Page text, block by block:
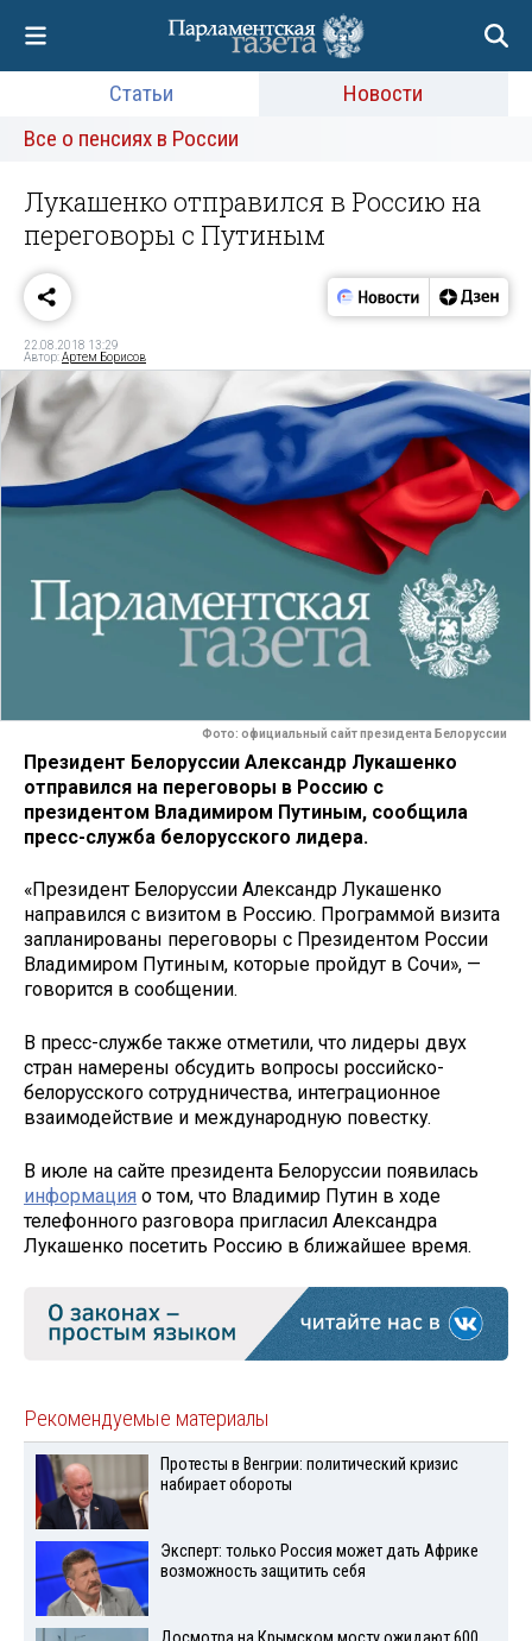
Статьи
Новости
Все о пенсиях в России
Лукашенко отправился в Россию на
переговоры с Путиным
22.08.2018 13:29
Автор:Артем Борисов
Фото: официальный сайт президента Белоруссии
Президент Белоруссии Александр Лукашенко
отправился на переговоры в Россию с
президентом Владимиром Путиным, сообщила
пресс-служба белорусского лидера.
«Президент Белоруссии Александр Лукашенко
направился с визитом в Россию. Программой визита
запланированы переговоры с Президентом России
Владимиром Путиным, которые пройдут в Сочи», —
говорится в сообщении.
В пресс-службе также отметили, что лидеры двух
стран намерены обсудить вопросы российско-
белорусского сотрудничества, интеграционное
взаимодействие и международную повестку.
В июле на сайте президента Белоруссии появилась
информация о том, что Владимир Путин в ходе
телефонного разговора пригласил Александра
Лукашенко посетить Россию в ближайшее время.
Рекомендуемые материалы
Протесты в Венгрии: политический кризис
набирает обороты
Эксперт: только Россия может дать Африке
возможность защитить себя